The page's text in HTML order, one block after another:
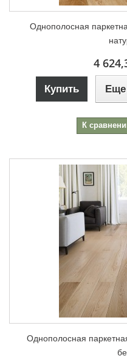
Однополосная
4
Купить Еще
К
Однополосная